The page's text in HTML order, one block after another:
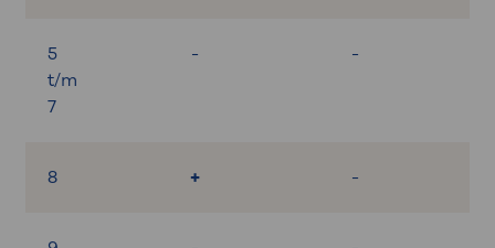
5
t/m
7
- -
8 + -